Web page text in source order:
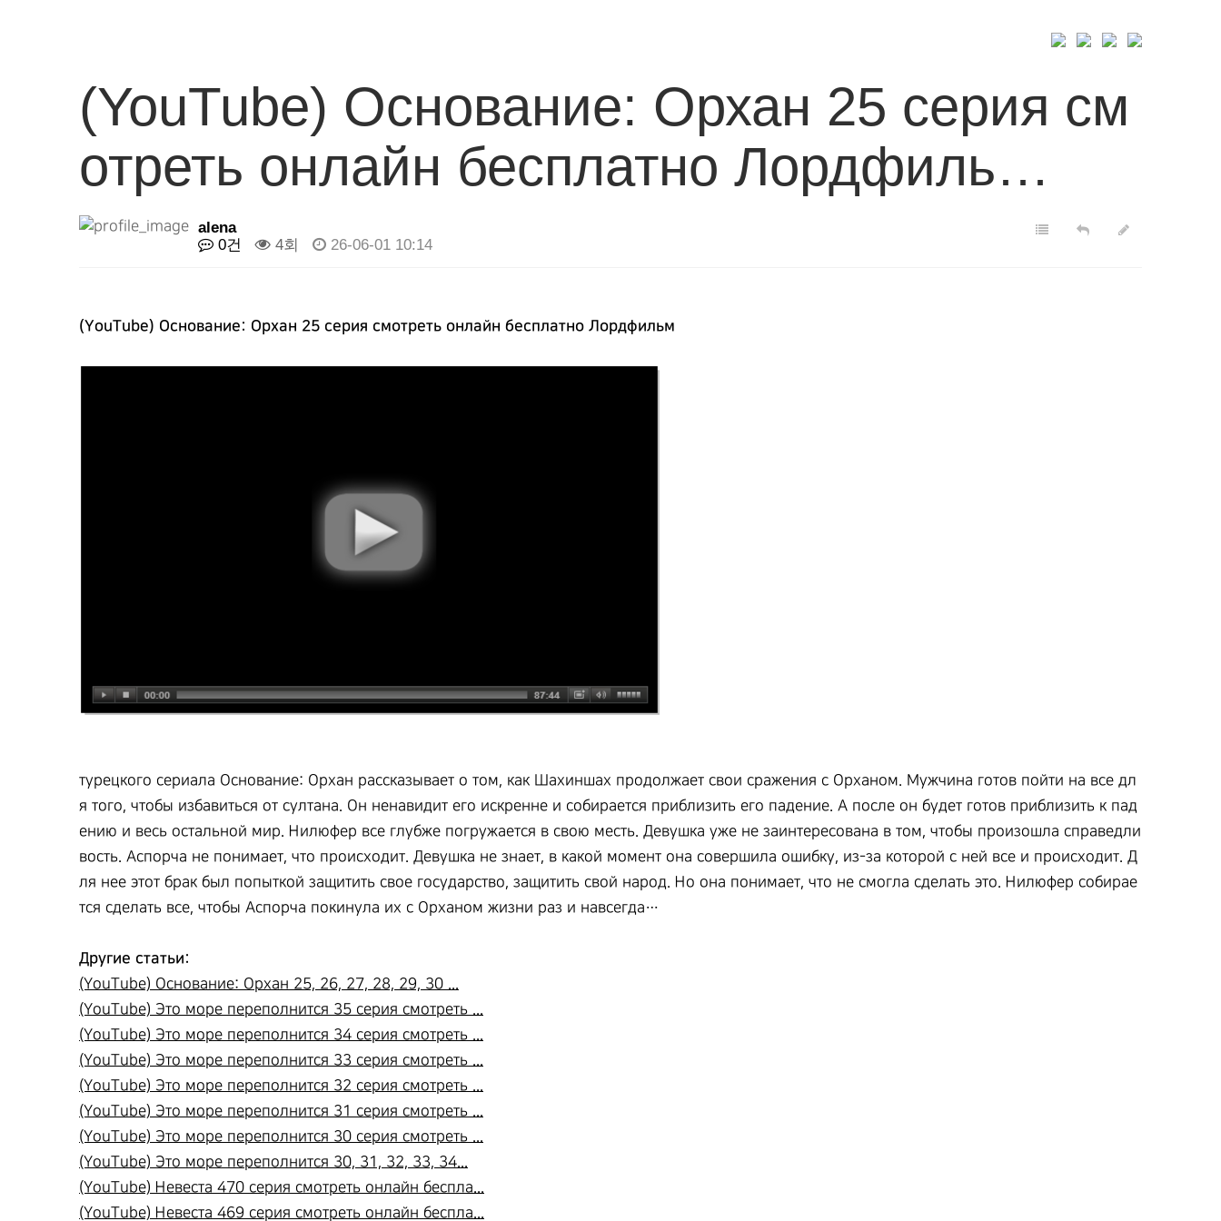
(YouTube) Основание: Орхан 25 серия см
отреть онлайн бесплатно Лордфиль…
alena
0건
4회 26-06-01 10:14
(YouTube) Основание: Орхан 25 серия смотреть онлайн бесплатно Лордфильм
турецкого сериала Основание: Орхан рассказывает о том, как Шахиншах продолжает свои сражения с Орханом. Мужчина готов пойти на все дл
я того, чтобы избавиться от султана. Он ненавидит его искренне и собирается приблизить его падение. А после он будет готов приблизить к пад
ению и весь остальной мир. Нилюфер все глубже погружается в свою месть. Девушка уже не заинтересована в том, чтобы произошла справедли
вость. Аспорча не понимает, что происходит. Девушка не знает, в какой момент она совершила ошибку, из-за которой с ней все и происходит. Д
ля нее этот брак был попыткой защитить свое государство, защитить свой народ. Но она понимает, что не смогла сделать это. Нилюфер собирае
тся сделать все, чтобы Аспорча покинула их с Орханом жизни раз и навсегда…
Другие статьи:
(YouTube) Основание: Орхан 25, 26, 27, 28, 29, 30 ...
(YouTube) Это море переполнится 35 серия смотреть ...
(YouTube) Это море переполнится 34 серия смотреть ...
(YouTube) Это море переполнится 33 серия смотреть ...
(YouTube) Это море переполнится 32 серия смотреть ...
(YouTube) Это море переполнится 31 серия смотреть ...
(YouTube) Это море переполнится 30 серия смотреть ...
(YouTube) Это море переполнится 30, 31, 32, 33, 34...
(YouTube) Невеста 470 серия смотреть онлайн беспла...
(YouTube) Невеста 469 серия смотреть онлайн беспла...